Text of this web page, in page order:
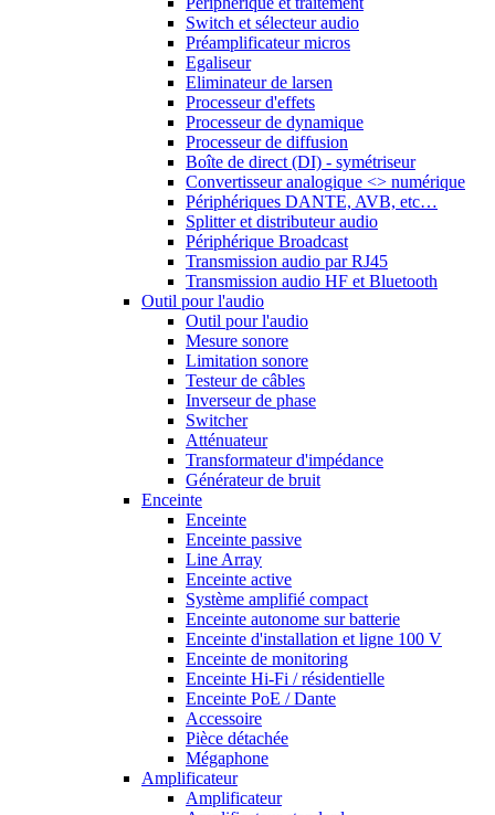
Switch et sélecteur audio
Préamplificateur micros
Egaliseur
Eliminateur de larsen
Processeur d'effets
Processeur de dynamique
Processeur de diffusion
Boîte de direct (DI) - symétriseur
Convertisseur analogique <> numérique
Périphériques DANTE, AVB, etc…
Splitter et distributeur audio
Périphérique Broadcast
Transmission audio par RJ45
Transmission audio HF et Bluetooth
Outil pour l'audio
Outil pour l'audio
Mesure sonore
Limitation sonore
Testeur de câbles
Inverseur de phase
Switcher
Atténuateur
Transformateur d'impédance
Générateur de bruit
Enceinte
Enceinte
Enceinte passive
Line Array
Enceinte active
Système amplifié compact
Enceinte autonome sur batterie
Enceinte d'installation et ligne 100 V
Enceinte de monitoring
Enceinte Hi-Fi / résidentielle
Enceinte PoE / Dante
Accessoire
Pièce détachée
Mégaphone
Amplificateur
Amplificateur